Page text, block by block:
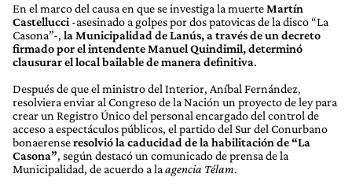
En el marco del causa en que se investiga la muerteMartín
Castellucci -asesinado a golpes por dos patovicas de la disco “La
Casona”-, la Municipalidad de Lanús, a través de un decreto
firmado por el intendente Manuel Quindimil, determinó
clausurar el local bailable de manera definitiva.
Después de que el ministro del Interior, Aníbal Fernández,
resolviera enviar al Congreso de la Nación un proyecto de ley para
crear un Registro Único del personal encargado del control de
acceso a espectáculos públicos, el partido del Sur del Conurbano
bonaerenseresolvió la caducidad de la habilitación de “La
Casona”, según destacó un comunicado de prensa de la
Municipalidad, de acuerdo a la agencia Télam.